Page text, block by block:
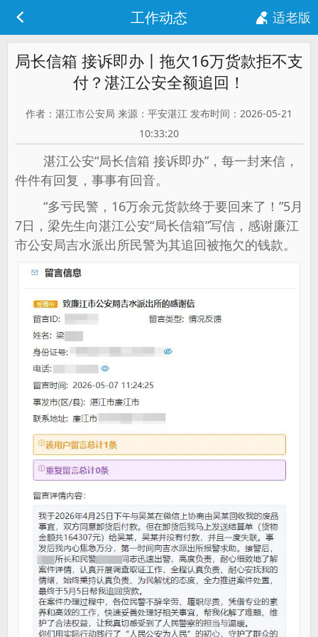
工作动态 适老版
局长信箱 接诉即办丨拖欠16万货款拒不支
付？湛江公安全额追回！
作者：湛江市公安局 来源：平安湛江 发布时间：2026-05-21
10:33:20
湛江公安“局长信箱 接诉即办”，每一封来信，
件件有回复，事事有回音。
“多亏民警，16万余元货款终于要回来了！”5月
7日，梁先生向湛江公安“局长信箱”写信，感谢廉江
市公安局吉水派出所民警为其追回被拖欠的钱款。